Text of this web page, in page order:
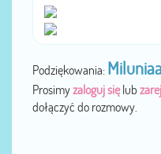
Podziękowania:
Prosimyzaloguj sięlub
dołączyć do rozmowy.